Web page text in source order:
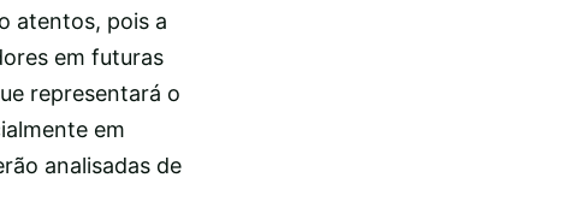
atentos, pois a
em futuras
representará o
em
analisadas de